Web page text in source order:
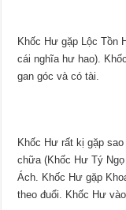
Khốc Hư gặp Lộc Tồn
cái nghĩa hư hao).
gan góc và có tài.
Khốc Hư rất kị gặp
chữa (Khốc Hư Tý
Ách. Khốc Hư gặp
theo đuổi. Khốc Hư